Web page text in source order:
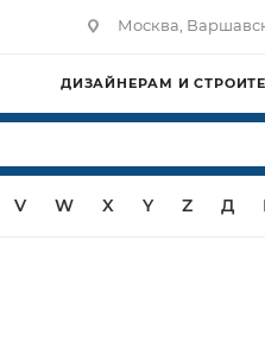
Москва,
ДИЗАЙНЕРАМ И
V W X Y Z Д